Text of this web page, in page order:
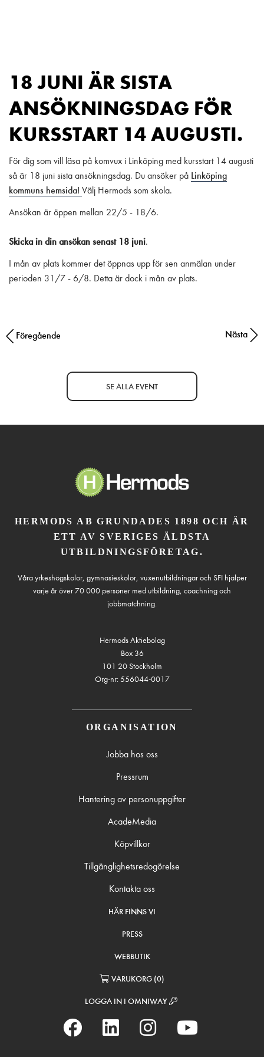
18 JUNI ÄR SISTA
ANSÖKNINGSDAG FÖR
KURSSTART 14 AUGUSTI.
För dig som vill läsa på komvux i Linköping med kursstart 14 augusti
så är 18 juni sista ansökningsdag. Du ansöker på Linköping
kommuns hemsida! Välj Hermods som skola.
Ansökan är öppen mellan 22/5 - 18/6.
Skicka in din ansökan senast 18 juni.
I mån av plats kommer det öppnas upp för sen anmälan under
perioden 31/7 - 6/8. Detta är dock i mån av plats.
Post navigation
Föregående Nästa
SE ALLA EVENT
HERMODS AB GRUNDADES 1898 OCH ÄR
ETT AV SVERIGES ÄLDSTA
UTBILDNINGSFÖRETAG.
Våra yrkeshögskolor, gymnasieskolor, vuxenutbildningar och SFI hjälper
varje år över 70 000 personer med utbildning, coachning och
jobbmatchning.
Hermods Aktiebolag
Box 36
101 20 Stockholm
Org-nr: 556044-0017
ORGANISATION
Jobba hos oss
Pressrum
Hantering av personuppgifter
AcadeMedia
Köpvillkor
Tillgänglighetsredogörelse
Kontakta oss
HÄR FINNS VI
PRESS
WEBBUTIK
VARUKORG (0)
LOGGA IN I OMNIWAY